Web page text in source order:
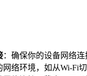
：确保你的设备网络
网络环境，如从Wi-Fi